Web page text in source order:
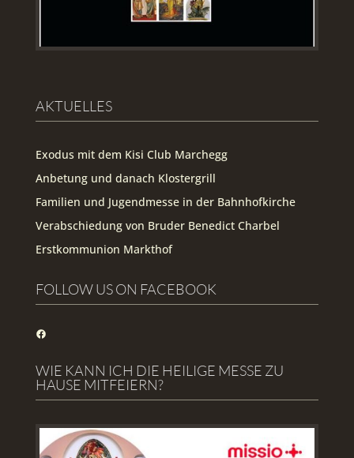
AKTUELLES
Exodus mit dem Kisi Club Marchegg
Anbetung und danach Klostergrill
Familien und Jugendmesse in der Bahnhofkirche
Verabschiedung von Bruder Benedict Charbel
Erstkommunion Markthof
FOLLOW US ON FACEBOOK
Facebook
WIE KANN ICH DIE HEILIGE MESSE ZU
HAUSE MITFEIERN?